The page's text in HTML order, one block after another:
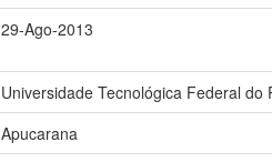
29-Ago-2013
Universidade Tecnológica Federal do
Apucarana